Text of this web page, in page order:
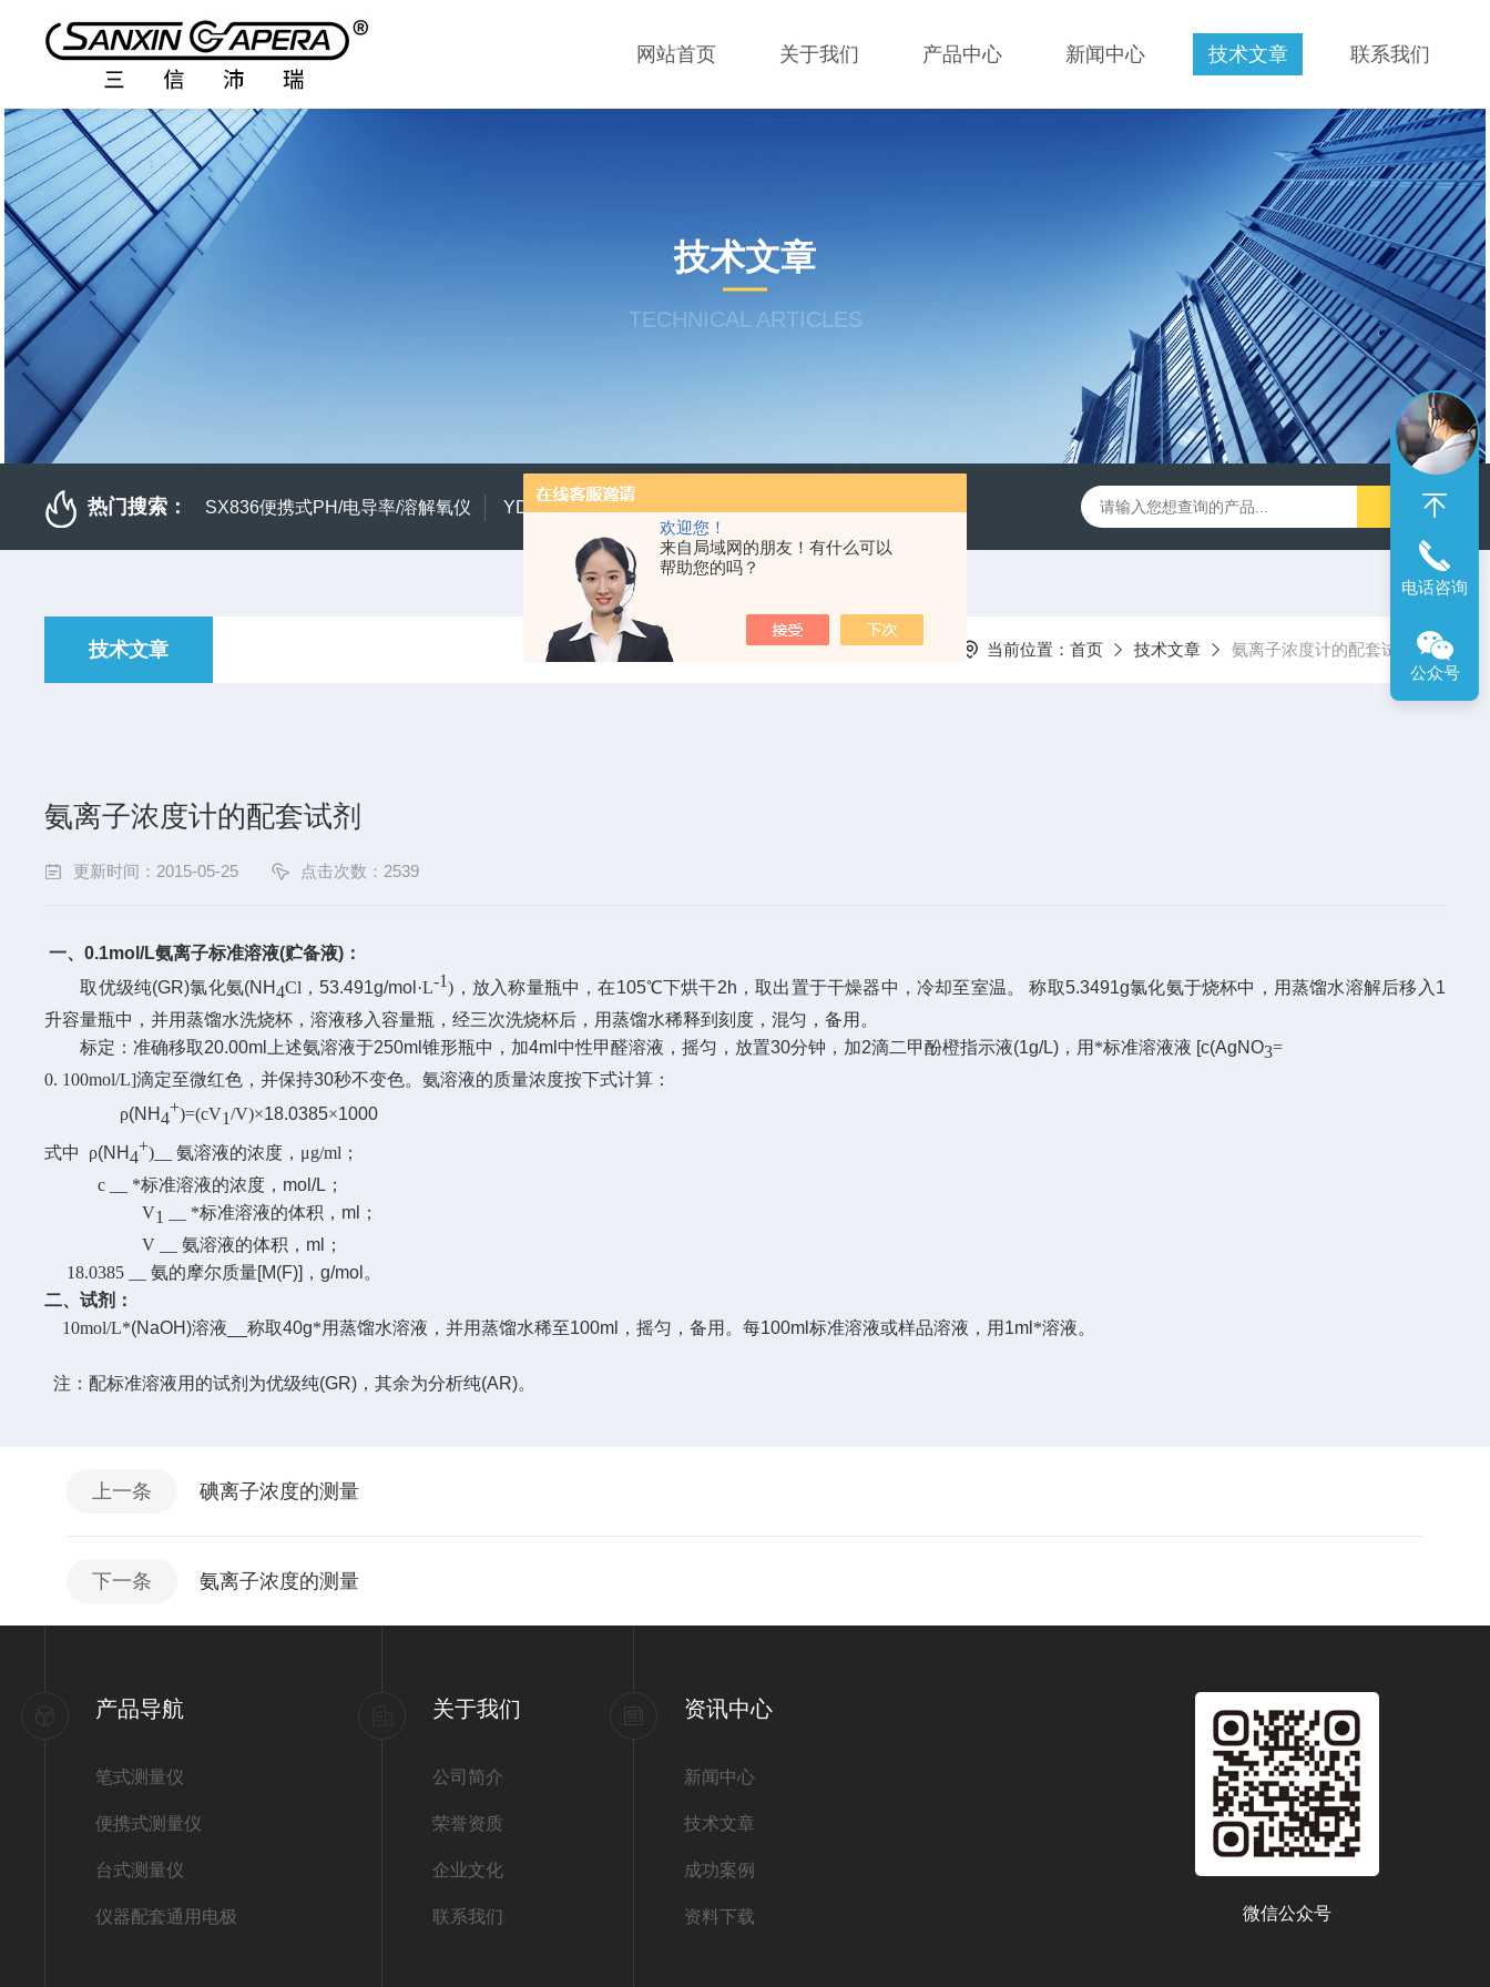
欢迎您！
来自局域网的朋友！有什么可以
帮助您的吗？
网站首页 关于我们 产品中心 新闻中心 技术文章 联系我们
技术文章
TECHNICAL ARTICLES
热门搜索： SX836便携式PH/电导率/溶解氧仪 YD300便携式水质硬度仪 CL200笔式余氯计 SX716便携式溶解氧仪 SX610笔式pH计
技术文章 当前位置： 首页 技术文章 氨离子浓度计的配套试剂
氨离子浓度计的配套试剂
更新时间：2015-05-25 点击次数：2539
一、0.1mol/L氨离子标准溶液(贮备液) ：
取优级纯(GR)氯化氨(NH4Cl ，53.491g/mol ·L-1) ，放入称量瓶中，在105℃下烘干2h ，取出置于干燥器中，冷却至室温。 称取5.3491g氯化氨于烧杯中，用蒸馏水溶解后移入 1
升容量瓶中，并用蒸馏水洗烧杯，溶液移入容量瓶，经三次洗烧杯后，用蒸馏水稀释到刻度，混匀，备用。
标定：准确移取20.00ml 上述氨溶液于250ml锥形瓶中，加4ml 中性甲醛溶液，摇匀，放置30分钟，加2滴二甲酚橙指示液(1g/L) ，用*标准溶液液 [c(AgNO3=
0. 100mol/L]滴定至微红色，并保持30秒不变色。氨溶液的质量浓度按下式计算：
ρ(NH4
+)=(cV1/V)×18.0385×1000
式中 ρ(NH4
+)__氨溶液的浓度， μg/ml ；
c __ *标准溶液的浓度， mol/L ；
V1 *标准溶液的体积， ml
；
V __氨溶液的体积， ml
；
18.0385 __氨的摩尔质量[M(F)] ，g/mol 。
二、试剂：
10mol/L*(NaOH)溶液 __称取40g*用蒸馏水溶液，并用蒸馏水稀至100ml ，摇匀，备用。每100ml标准溶液或样品溶液，用 1ml *溶液。
注：配标准溶液用的试剂为优级纯(GR) ，其余为分析纯(AR)。
上一条 碘离子浓度的测量
下一条 氨离子浓度的测量
产品导航
笔式测量仪
便携式测量仪
台式测量仪
仪器配套通用电极
关于我们
公司简介
荣誉资质
企业文化
联系我们
资讯中心
新闻中心
技术文章
成功案例
资料下载 微信公众号
电话咨询
公众号